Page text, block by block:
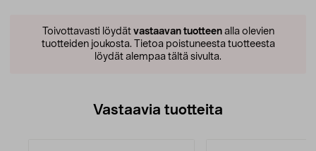
Toivottavasti löydät vastaavan tuotteenalla olevien
tuotteiden joukosta. Tietoa poistuneesta tuotteesta
löydät alempaa tältä sivulta.
Vastaavia tuotteita